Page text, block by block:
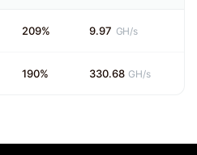
209% 9.97 GH/s
190% 330.68 GH/s